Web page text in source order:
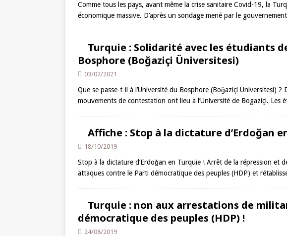
Comme tous les pays, avant même la crise sanitaire Covid-19, la
économique massive. D’après un sondage mené par le
Turquie : Solidarité avec les étudiants
Bosphore (Boğaziçi Üniversitesi)
03/02/2021
Que se passe-t-il à l’Université du Bosphore (Boğaziçi Üniversitesi)
mouvements de contestation ont lieu à l’Université de Bogaziçi. Les
Affiche : Stop à la dictature d’Erdoğan
18/10/2019
Stop à la dictature d’Erdoğan en Turquie ! Arrêt de la répression et
attaques contre le Parti démocratique des peuples (HDP) et
Turquie : non aux arrestations de
démocratique des peuples (HDP) !
24/08/2019